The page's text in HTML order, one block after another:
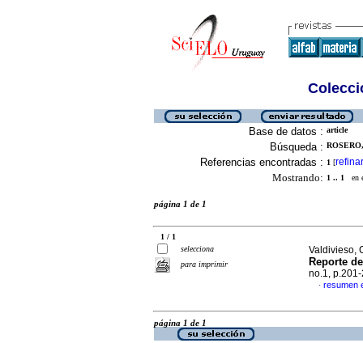
Base de datos : article
Búsqueda :
Referencias encontradas : 1 [refinar
Mostrando: 1 .. 1 en
página 1 de 1
1 / 1
selecciona
para imprimir
Valdivieso,
Reporte
no.1,
· resumen
página 1 de 1